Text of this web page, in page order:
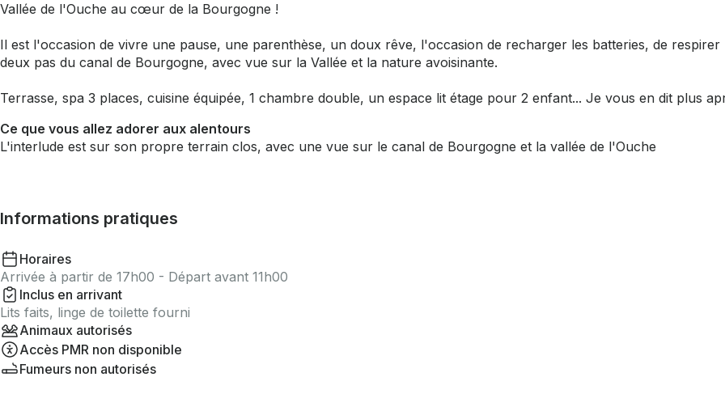
Vallée de l'Ouche au cœur de la Bourgogne !
Il est l'occasion de vivre une pause, une parenthèse, un doux rêve, l'occasion de recharger les batteries, de respirer
deux pas du canal de Bourgogne, avec vue sur la Vallée et la nature avoisinante.
Terrasse, spa 3 places, cuisine équipée, 1 chambre double, un espace lit étage pour 2 enfant... Je vous en dit plus
Ce que vous allez adorer aux alentours
L'interlude est sur son propre terrain clos, avec une vue sur le canal de Bourgogne et la vallée de l'Ouche
Informations pratiques
Horaires
Arrivée à partir de 17h00 - Départ avant 11h00
Inclus en arrivant
Lits faits, linge de toilette fourni
Animaux autorisés
Accès PMR non disponible
Fumeurs non autorisés